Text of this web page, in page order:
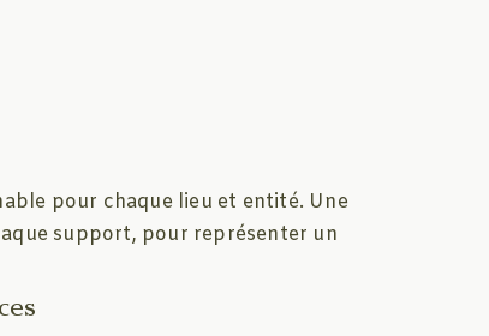
pour chaque lieu et entité. Une
support, pour représenter un